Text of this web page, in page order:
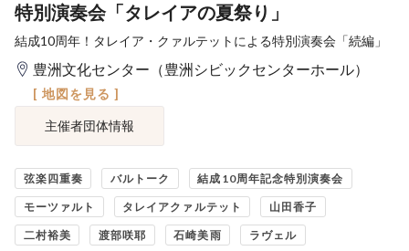
特別演奏会「タレイアの夏祭り」
結成10周年！タレイア・クァルテットによる特別演奏会「続編」
豊洲文化センター（豊洲シビックセンターホール）
[ 地図を見る ]
主催者団体情報
弦楽四重奏 バルトーク 結成10周年記念特別演奏会
モーツァルト タレイアクァルテット 山田香子
二村裕美 渡部咲耶 石崎美雨 ラヴェル